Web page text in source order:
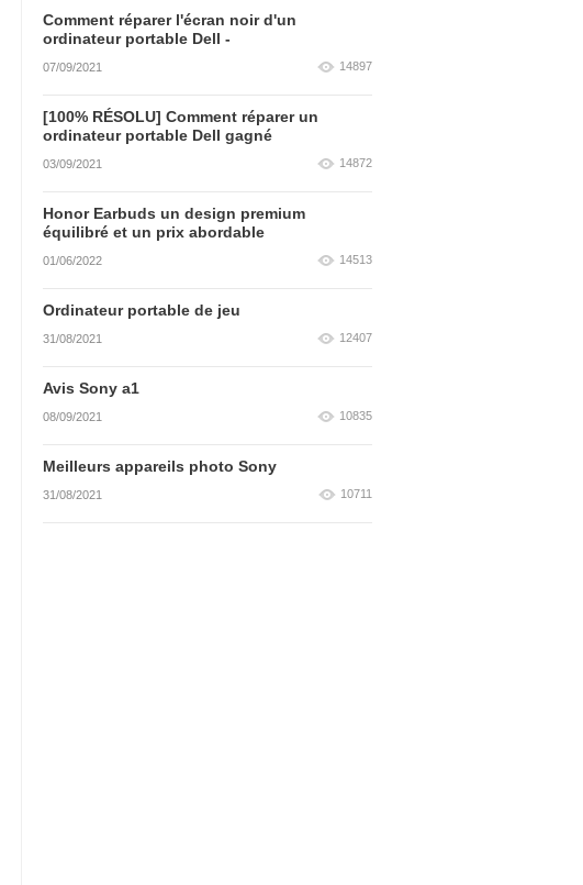
Comment réparer l'écran noir d'un
ordinateur portable Dell -
07/09/2021 14897
[100% RÉSOLU] Comment réparer un
ordinateur portable Dell gagné
03/09/2021 14872
Honor Earbuds un design premium
équilibré et un prix abordable
01/06/2022 14513
Ordinateur portable de jeu
31/08/2021 12407
Avis Sony a1
08/09/2021 10835
Meilleurs appareils photo Sony
31/08/2021 10711